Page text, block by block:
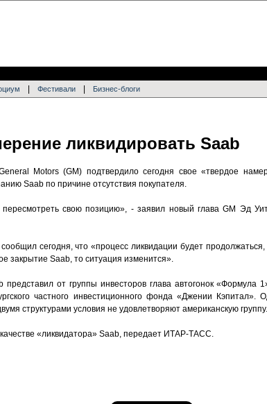
Фестивали Бизнес-блоги
ликвидировать Saab
Motors (GM) подтвердило сегодня свое «твердое
Saab по причине отсутствия покупателя.
свою позицию», - заявил новый глава GM Эд
сегодня, что «процесс ликвидации будет продолжаться,
закрытие Saab, то ситуация изменится».
от группы инвесторов глава автогонок «Формула
частного инвестиционного фонда «Джении Кэпитал».
структурами условия не удовлетворяют американскую группу.
«ликвидатора» Saab, передает ИТАР-ТАСС.